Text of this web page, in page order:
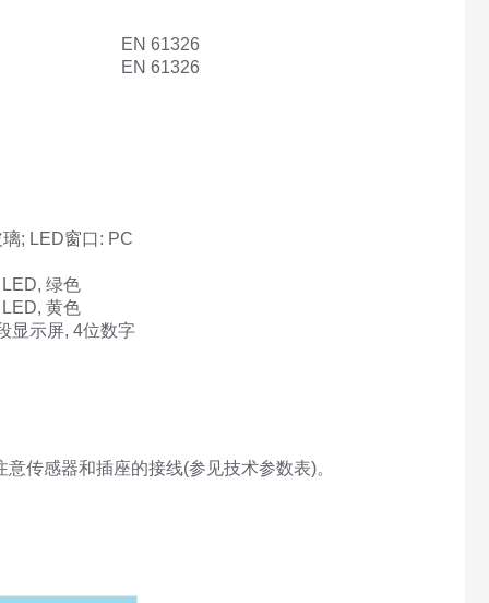
EN 61326
EN 61326
; LED窗口: PC
绿色
黄色
显示屏, 4位数字
传感器和插座的接线(参见技术参数表)。